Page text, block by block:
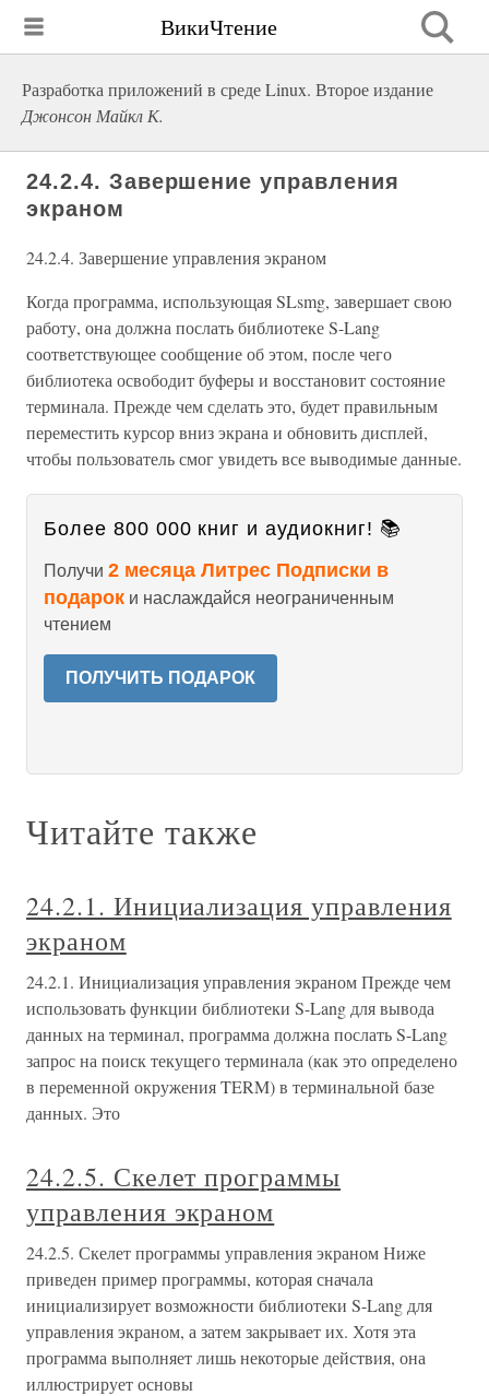
ВикиЧтение
Разработка приложений в среде Linux. Второе издание
Джонсон Майкл К.
24.2.4. Завершение управления
экраном
24.2.4. Завершение управления экраном
Когда программа, использующая SLsmg, завершает свою
работу, она должна послать библиотеке S-Lang
соответствующее сообщение об этом, после чего
библиотека освободит буферы и восстановит состояние
терминала. Прежде чем сделать это, будет правильным
переместить курсор вниз экрана и обновить дисплей,
чтобы пользователь смог увидеть все выводимые данные.
Более 800 000 книг и аудиокниг! 📚
Получи 2 месяца Литрес Подписки в
подарок и наслаждайся неограниченным
чтением
ПОЛУЧИТЬ ПОДАРОК
Читайте также
24.2.1. Инициализация управления
экраном
24.2.1. Инициализация управления экраном Прежде чем
использовать функции библиотеки S-Lang для вывода
данных на терминал, программа должна послать S-Lang
запрос на поиск текущего терминала (как это определено
в переменной окружения TERM) в терминальной базе
данных. Это
24.2.5. Скелет программы
управления экраном
24.2.5. Скелет программы управления экраном Ниже
приведен пример программы, которая сначала
инициализирует возможности библиотеки S-Lang для
управления экраном, а затем закрывает их. Хотя эта
программа выполняет лишь некоторые действия, она
иллюстрирует основы